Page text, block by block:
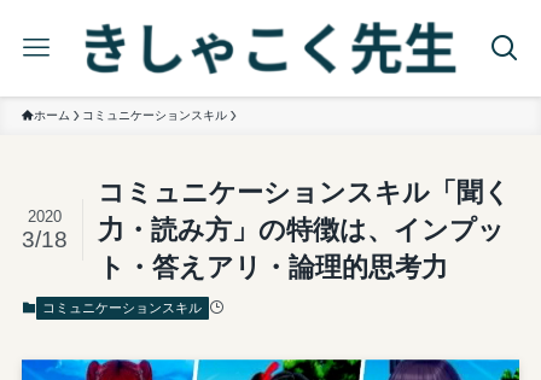
ホーム コミュニケーションスキル
コミュニケーションスキル「聞く
力・読み方」の特徴は、インプッ
ト・答えアリ・論理的思考力
2020
3/18
コミュニケーションスキル